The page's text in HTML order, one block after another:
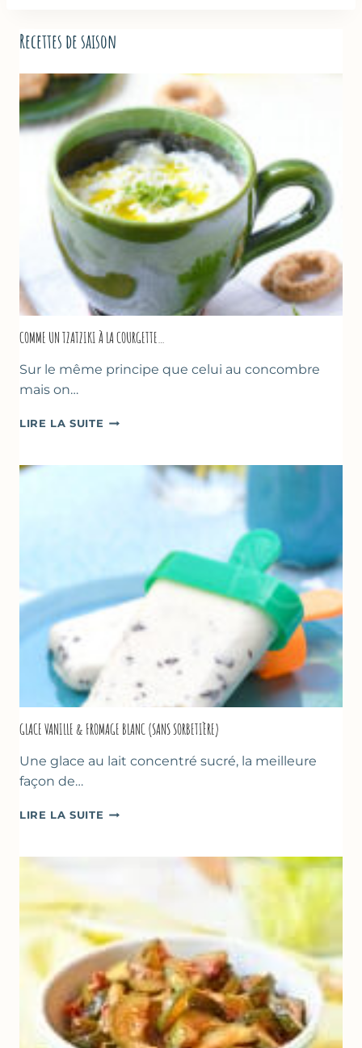
Recettes de saison
COMME UN TZATZIKI À LA COURGETTE…
Sur le même principe que celui au concombre
mais on…
LIRE LA SUITE COMME
À
COURGETTE…
GLACE VANILLE & FROMAGE BLANC (SANS SORBETIÈRE)
Une glace au lait concentré sucré, la meilleure
façon de…
LIRE LA SUITE GLACE